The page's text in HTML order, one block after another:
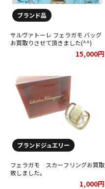
ブランド品
サルヴァトーレ フェラガモ バッグ
お買取りさせて頂きました(^^)
15,000円
ブランドジュエリー
フェラガモ スカーフリングお買取
致しました。
1,000円